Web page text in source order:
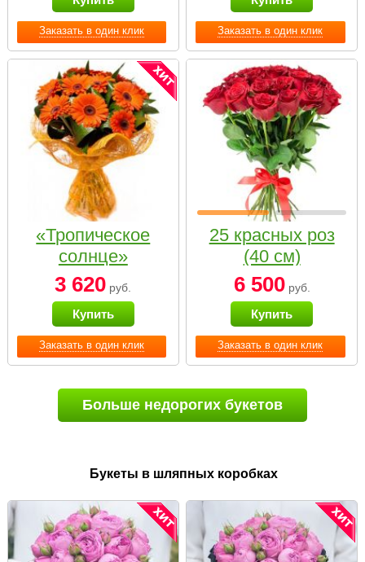
Заказать в один клик Заказать в один клик
Заказать в один клик
«Тропическое
солнце»
3 620 руб.
Купить
Заказать в один клик
25 красных роз
(40 см)
6 500руб.
Купить
Больше недорогих букетов
Букеты в шляпных коробках